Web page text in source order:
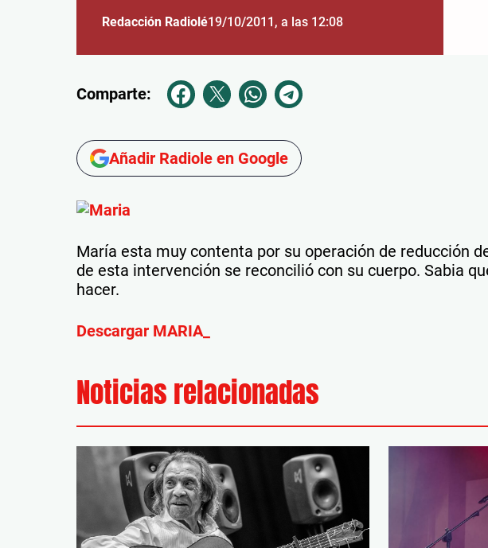
Redacción Radiolé19/10/2011 , a las 12:08
Comparte:
Añadir Radiole en Google
María esta muy contenta por su operación de reducción
de esta intervención se reconcilió con su cuerpo. Sabia
hacer.
Descargar MARIA_
Noticias relacionadas